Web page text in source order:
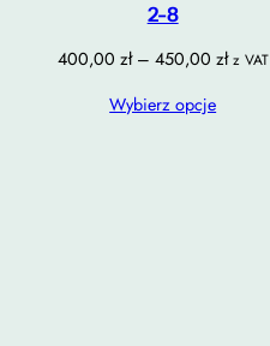
2-8
400,00 zł – 450,00 złZakres
z VAT
Wybierz opcje